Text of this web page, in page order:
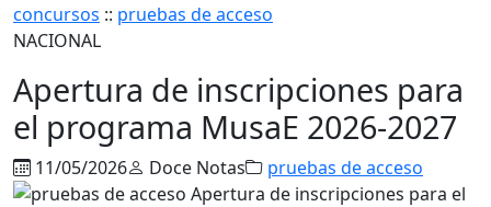
concursos :: pruebas de acceso
NACIONAL
Apertura de inscripciones para
el programa MusaE 2026-2027
11/05/2026 Doce Notas pruebas de acceso